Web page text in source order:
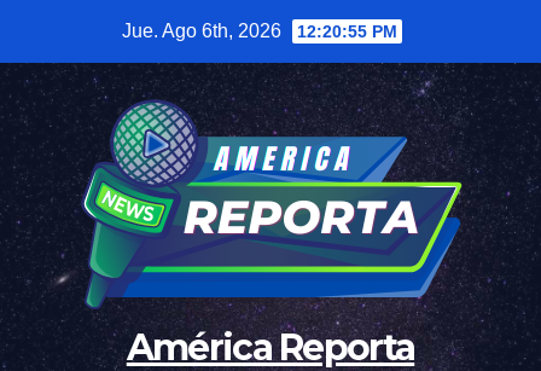
contenido
Jue. Ago 6th, 2026 12:20:56 PM
América Reporta